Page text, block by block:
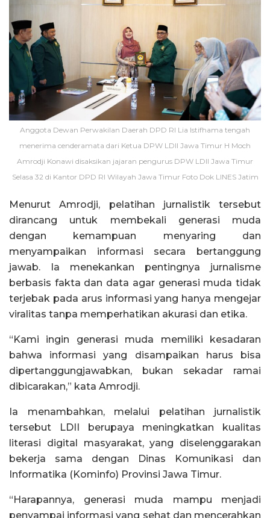
Anggota Dewan Perwakilan Daerah DPD RI Lia Istifhama tengah
menerima cenderamata dari Ketua DPW LDII Jawa Timur H Moch
Amrodji Konawi disaksikan jajaran pengurus DPW LDII Jawa Timur
Selasa 32 di Kantor DPD RI Wilayah Jawa Timur Foto Dok LINES Jatim
Menurut Amrodji, pelatihan jurnalistik tersebut
dirancang untuk membekali generasi muda
dengan kemampuan menyaring dan
menyampaikan informasi secara bertanggung
jawab. Ia menekankan pentingnya jurnalisme
berbasis fakta dan data agar generasi muda tidak
terjebak pada arus informasi yang hanya mengejar
viralitas tanpa memperhatikan akurasi dan etika.
“Kami ingin generasi muda memiliki kesadaran
bahwa informasi yang disampaikan harus bisa
dipertanggungjawabkan, bukan sekadar ramai
dibicarakan,” kata Amrodji.
Ia menambahkan, melalui pelatihan jurnalistik
tersebut LDII berupaya meningkatkan kualitas
literasi digital masyarakat, yang diselenggarakan
bekerja sama dengan Dinas Komunikasi dan
Informatika (Kominfo) Provinsi Jawa Timur.
“Harapannya, generasi muda mampu menjadi
penyampai informasi yang sehat dan mencerahkan